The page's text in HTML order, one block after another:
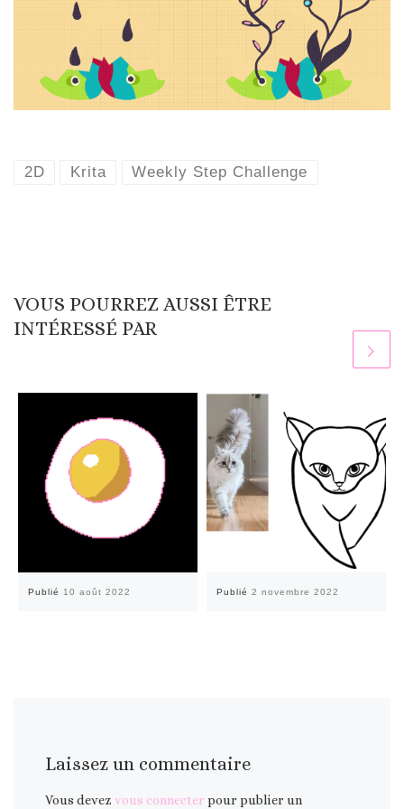
2D Krita Weekly Step Challenge
VOUS POURREZ AUSSI ÊTRE
INTÉRESSÉ PAR
Publié 10 août 2022 Publié 2 novembre 2022
Laissez un commentaire
Vous devezvous connecter pour publier un